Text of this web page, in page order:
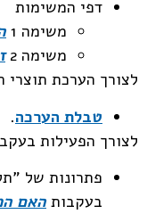
דפי המשימות
משימה 1
משימה 2
לצורך הערכת תוצרי
טבלת הערכה.
לצורך הפעילות
פתרונות של
בעקבות האם